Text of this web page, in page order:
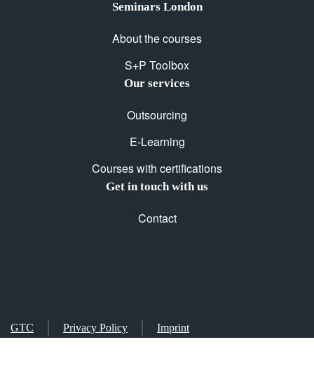
Seminars London
About the courses
S+P Toolbox
Our services
Outsourcing
E-Learning
Courses with certifications
Get in touch with us
Contact
GTC Privacy Policy
Imprint